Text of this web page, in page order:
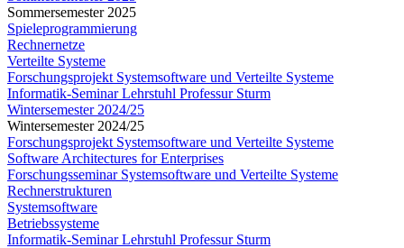
Sommersemester 2025
Spieleprogrammierung
Rechnernetze
Verteilte Systeme
Forschungsprojekt Systemsoftware und Verteilte Systeme
Informatik-Seminar Lehrstuhl Professur Sturm
Wintersemester 2024/25
Wintersemester 2024/25
Forschungsprojekt Systemsoftware und Verteilte Systeme
Software Architectures for Enterprises
Forschungsseminar Systemsoftware und Verteilte Systeme
Rechnerstrukturen
Systemsoftware
Betriebssysteme
Informatik-Seminar Lehrstuhl Professur Sturm